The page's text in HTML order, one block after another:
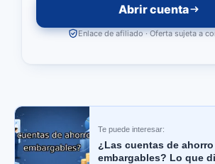
Abrir cuenta
Enlace de afiliado · Oferta sujeta a
Te puede interesar:
¿Las cuentas de
embargables? Lo que